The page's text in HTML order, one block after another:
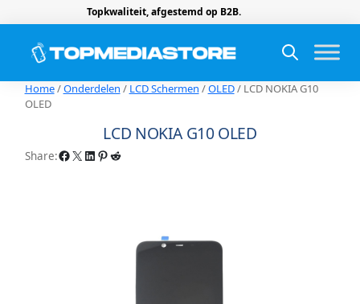
Topkwaliteit, afgestemd op B2B.
Home/Onderdelen / LCD Schermen /OLED/ LCD NOKIA G10
OLED
LCD NOKIA G10 OLED
Share:Facebook X LinkedIn Pinterest Reddit